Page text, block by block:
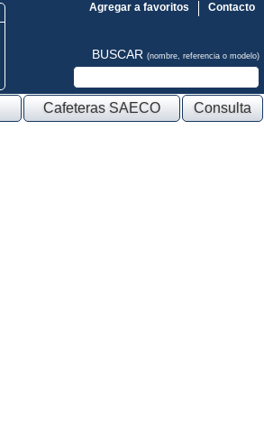
Contacto
Agregar a favoritos
BUSCAR (nombre, referencia o modelo)
Cafeteras SAECO Consulta